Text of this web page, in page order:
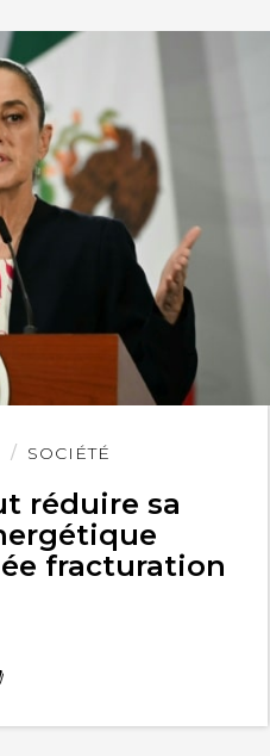
SOCIÉTÉ
réduire sa
fracturation